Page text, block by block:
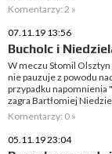
Komentarzy: 2 »
07.11.19 13:56
Bucholc i
W meczu Stomil
nie pauzuje z powodu
przypadku napomnienia
zagra Bartłomiej
Komentarzy: 0 »
05.11.19 23:04